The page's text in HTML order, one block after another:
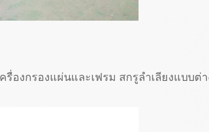
องกรองแผ่นและเฟรม สกรูลำเลียงแบบต่า